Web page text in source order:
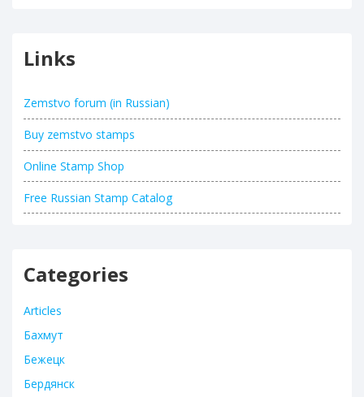
Links
Zemstvo forum (in Russian)
Buy zemstvo stamps
Online Stamp Shop
Free Russian Stamp Catalog
Categories
Articles
Бахмут
Бежецк
Бердянск